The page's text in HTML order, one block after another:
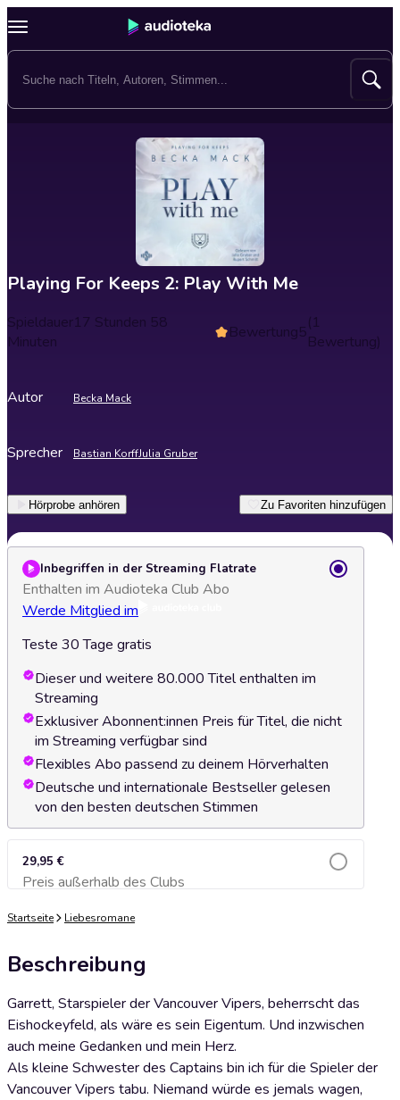
Playing For Keeps 2: Play With Me
Spieldauer17 Stunden 58
Minuten
Bewertung5(1
Bewertung)
Autor Becka Mack
Sprecher Bastian KorffJulia Gruber
Hörprobe anhören Zu Favoriten hinzufügen
Inbegriffen in der Streaming Flatrate
Enthalten im Audioteka Club Abo
Werde Mitglied im
Teste 30 Tage gratis
Dieser und weitere 80.000 Titel enthalten im
Streaming
Exklusiver Abonnent:innen Preis für Titel, die nicht
im Streaming verfügbar sind
Flexibles Abo passend zu deinem Hörverhalten
Deutsche und internationale Bestseller gelesen
von den besten deutschen Stimmen
29,95 €
Preis außerhalb des ClubsZum Warenkorb hinzufügen
Startseite Liebesromane
Beschreibung
Garrett, Starspieler der Vancouver Vipers, beherrscht das
Eishockeyfeld, als wäre es sein Eigentum. Und inzwischen
auch meine Gedanken und mein Herz.
Als kleine Schwester des Captains bin ich für die Spieler der
Vancouver Vipers tabu. Niemand würde es jemals wagen,